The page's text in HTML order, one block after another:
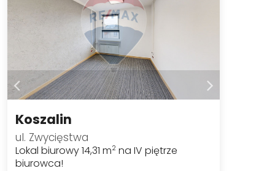
Koszalin
ul. Zwycięstwa
Lokal biurowy 14,31 m2 na IV piętrze
biurowca!